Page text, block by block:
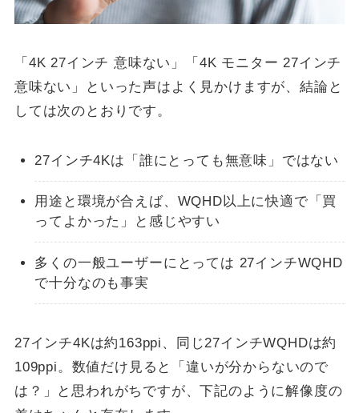
「4K 27インチ 意味ない」「4K モニター 27インチ
意味ない」といった声はよく見かけますが、結論と
しては次のとおりです。
27インチ4Kは「誰にとっても無意味」ではない
用途と環境が合えば、WQHD以上に快適で「買
ってよかった」と感じやすい
多くの一般ユーザーにとっては 27インチWQHD
で十分なのも事実
27インチ4Kは約163ppi、同じ27インチWQHDは約
109ppi。数値だけ見ると「違いが分からないので
は？」と思われがちですが、下記のように解像度の